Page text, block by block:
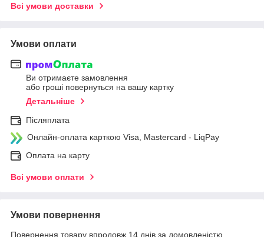
Всі умови доставки
Умови оплати
Ви отримаєте замовлення
або гроші повернуться на вашу картку
Детальніше
Післяплата
Онлайн-оплата карткою Visa, Mastercard - LiqPay
Оплата на карту
Всі умови оплати
Умови повернення
Повернення товару впродовж 14 днів за домовленістю